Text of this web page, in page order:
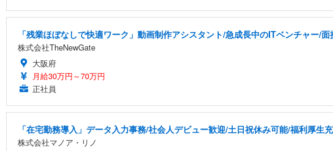
「残業ほぼなしで快適ワーク」動画制作アシスタント/急成長中のITベンチャー/
株式会社TheNewGate
大阪府
月給30万円～70万円
正社員
「在宅勤務導入」データ入力事務/社会人デビュー歓迎/土日祝休み可能/福利厚生
株式会社マノア・リノ